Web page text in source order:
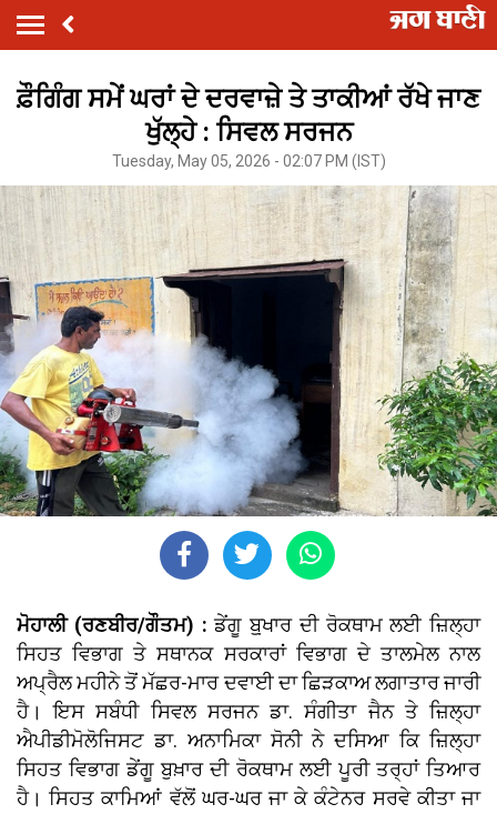
ਫ਼ੌਗਿੰਗ ਸਮੇਂ ਘਰਾਂ ਦੇ ਦਰਵਾਜ਼ੇ ਤੇ ਤਾਕੀਆਂ ਰੱਖੇ ਜਾਣ
ਖੁੱਲ੍ਹੇ : ਸਿਵਲ ਸਰਜਨ
Tuesday, May 05, 2026 - 02:07 PM (IST)
ਮੋਹਾਲੀ (ਰਣਬੀਰ/ਗੌਤਮ) : ਡੇਂਗੂ ਬੁ਼ਖਾਰ ਦੀ ਰੋਕਥਾਮ ਲਈ ਜ਼ਿਲ੍ਹਾ
ਸਿਹਤ ਵਿਭਾਗ ਤੇ ਸਥਾਨਕ ਸਰਕਾਰਾਂ ਵਿਭਾਗ ਦੇ ਤਾਲਮੇਲ ਨਾਲ
ਅਪ੍ਰੈਲ ਮਹੀਨੇ ਤੋਂ ਮੱਛਰ-ਮਾਰ ਦਵਾਈ ਦਾ ਛਿੜਕਾਅ ਲਗਾਤਾਰ ਜਾਰੀ
ਹੈ। ਇਸ ਸਬੰਧੀ ਸਿਵਲ ਸਰਜਨ ਡਾ. ਸੰਗੀਤਾ ਜੈਨ ਤੇ ਜ਼ਿਲ੍ਹਾ
ਐਪੀਡੀਮੋਲੋਜਿਸਟ ਡਾ. ਅਨਾਮਿਕਾ ਸੋਨੀ ਨੇ ਦਸਿਆ ਕਿ ਜ਼ਿਲ੍ਹਾ
ਸਿਹਤ ਵਿਭਾਗ ਡੇਂਗੂ ਬੁਖ਼ਾਰ ਦੀ ਰੋਕਥਾਮ ਲਈ ਪੂਰੀ ਤਰ੍ਹਾਂ ਤਿਆਰ
ਹੈ। ਸਿਹਤ ਕਾਮਿਆਂ ਵੱਲੋਂ ਘਰ-ਘਰ ਜਾ ਕੇ ਕੰਟੇਨਰ ਸਰਵੇ ਕੀਤਾ ਜਾ